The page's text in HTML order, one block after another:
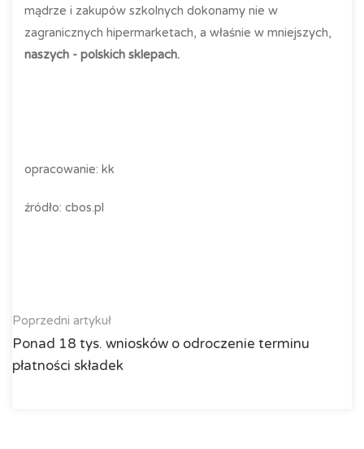
mądrze i zakupów szkolnych dokonamy nie w
zagranicznych hipermarketach, a właśnie w mniejszych,
naszych - polskich sklepach.
opracowanie: kk
źródło: cbos.pl
Poprzedni artykuł
Ponad 18 tys. wniosków o odroczenie terminu
płatności składek